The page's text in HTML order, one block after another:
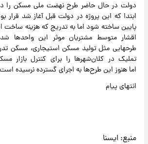
دولت در حال حاضر طرح نهضت ملی مسکن را در
ابتدا که این پروژه در دولت قبل آغاز شد قرار
پایین ساخته شود اما به تدریج که هزینه ساخت
اقشار متوسط مشتریان موثر این واحدها
طرحهایی مثل تولید مسکن استیجاری، مسکن
تملیک در کلان‌شهرها را برای کنترل بازار
اما هنوز این طرح‌ها به اجرای گسترده نرسیده است.
انتهای پیام
منبع:ايسنا